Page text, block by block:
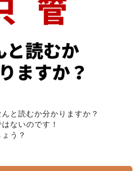
んと読むか分かりますか？
ないのです！
う？